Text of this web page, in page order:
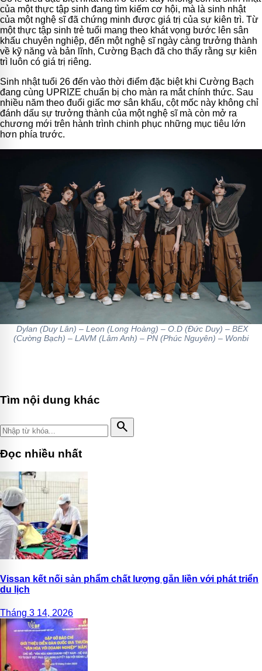
của một thực tập sinh đang tìm kiếm cơ hội, mà là sinh nhật
của một nghệ sĩ đã chứng minh được giá trị của sự kiên trì. Từ
một thực tập sinh trẻ tuổi mang theo khát vọng bước lên sân
khấu chuyên nghiệp, đến một nghệ sĩ ngày càng trưởng thành
về kỹ năng và bản lĩnh, Cường Bạch đã cho thấy rằng sự kiên
trì luôn có giá trị riêng.
Sinh nhật tuổi 26 đến vào thời điểm đặc biệt khi Cường Bạch
đang cùng UPRIZE chuẩn bị cho màn ra mắt chính thức. Sau
nhiều năm theo đuổi giấc mơ sân khấu, cột mốc này không chỉ
đánh dấu sự trưởng thành của một nghệ sĩ mà còn mở ra
chương mới trên hành trình chinh phục những mục tiêu lớn
hơn phía trước.
Dylan (Duy Lân) – Leon (Long Hoàng) – O.D (Đức Duy) – BEX
(Cường Bạch) – LAVM (Lâm Anh) – PN (Phúc Nguyên) – Wonbi
Tìm nội dung khác
search
Đọc nhiều nhất
Vissan kết nối sản phẩm chất lượng gắn liền với phát triển
du lịch
Tháng 3 14, 2026